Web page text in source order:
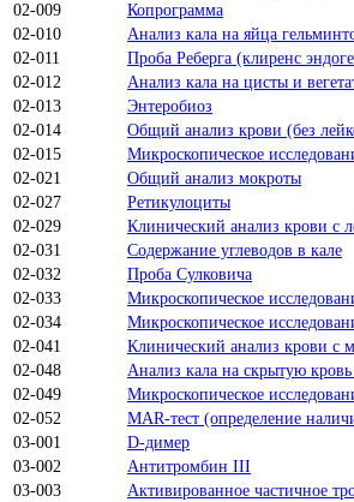
02-009
Копрограмма
02-010
Анализ кала на яйца
02-011
Проба Реберга (клиренс
02-012
Анализ кала на цисты и
02-013
Энтеробиоз
02-014
Общий анализ крови (без
02-015
Микроскопическое
02-021
Общий анализ мокроты
02-027
Ретикулоциты
02-029
Клинический анализ крови с
02-031
Содержание углеводов в кале
02-032
Проба Сулковича
02-033
Микроскопическое
02-034
Микроскопическое
02-041
Клинический анализ крови с
02-048
Анализ кала на скрытую
02-049
Микроскопическое
02-052
MAR-тест (определение
03-001
D-димер
03-002
Антитромбин III
03-003
Активированное частичное